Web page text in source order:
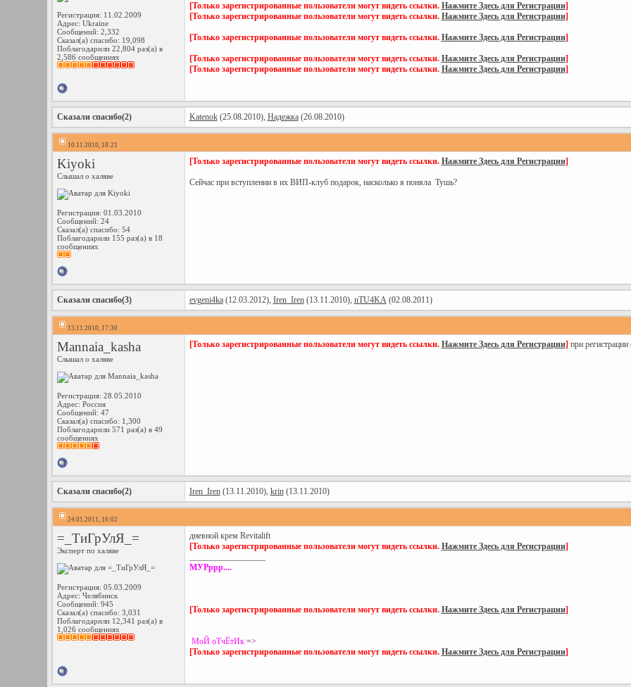
Регистрация: 11.02.2009
Адрес: Ukraine
Сообщений: 2,332
Сказал(а) спасибо: 19,098
Поблагодарили 22,804 раз(а) в
2,586 сообщениях
[Только зарегистрированные пользователи могут видеть ссылки. Нажмите Здесь для Регистрации]
[Только зарегистрированные пользователи могут видеть ссылки. Нажмите Здесь для Регистрации]
[Только зарегистрированные пользователи могут видеть ссылки. Нажмите Здесь для Регистрации]
[Только зарегистрированные пользователи могут видеть ссылки. Нажмите Здесь для Регистрации]
[Только зарегистрированные пользователи могут видеть ссылки. Нажмите Здесь для Регистрации]
Сказали спасибо(2) Katenok(25.08.2010), Надежка(26.08.2010)
10.11.2010, 18:21
Kiyoki
Слышал о халяве
Регистрация: 01.03.2010
Сообщений: 24
Сказал(а) спасибо: 54
Поблагодарили 155 раз(а) в 18
сообщениях
[Только зарегистрированные пользователи могут видеть ссылки. Нажмите Здесь для Регистрации]
Сейчас при вступлении в их ВИП-клуб подарок, насколько я поняла Тушь?
Сказали спасибо(3) evgeni4ka(12.03.2012), Iren_Iren(13.11.2010), nTU4KA(02.08.2011)
13.11.2010, 17:30
Mannaia_kasha
Слышал о халяве
Регистрация: 28.05.2010
Адрес: Россия
Сообщений: 47
Сказал(а) спасибо: 1,300
Поблагодарили 571 раз(а) в 49
сообщениях
[Только зарегистрированные пользователи могут видеть ссылки. Нажмите Здесь для Регистрации] при
Сказали спасибо(2) Iren_Iren(13.11.2010), krin(13.11.2010)
24.01.2011, 16:02
=_ТиГрУлЯ_=
Эксперт по халяве
Регистрация: 05.03.2009
Адрес: Челябинск
Сообщений: 945
Сказал(а) спасибо: 3,031
Поблагодарили 12,341 раз(а) в
1,026 сообщениях
дневной крем Revitalift
[Только зарегистрированные пользователи могут видеть ссылки. Нажмите Здесь для Регистрации]
МУРррр....
[Только зарегистрированные пользователи могут видеть ссылки. Нажмите Здесь для Регистрации]
МоЙ оТчЁтИк =>
[Только зарегистрированные пользователи могут видеть ссылки. Нажмите Здесь для Регистрации]